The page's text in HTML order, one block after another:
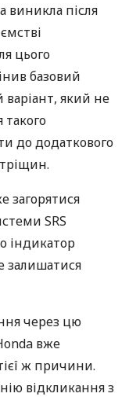
виникла після
цього
базовий
який не
до додаткового
загорятися
SRS
індикатор
залишатися
через цю
вже
ж причини.
відкликання з